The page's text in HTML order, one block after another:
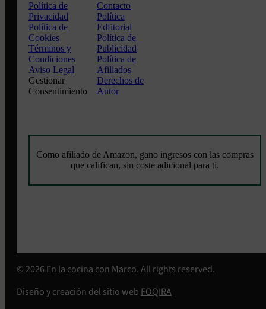
Política de
Privacidad
Política de
Cookies
Términos y
Condiciones
Aviso Legal
Gestionar
Consentimiento
Contacto
Política
Edfitorial
Política de
Publicidad
Política de
Afiliados
Derechos de
Autor
Como afiliado de Amazon, gano ingresos con las compras
que califican, sin coste adicional para ti.
© 2026 En la cocina con Marco. All rights reserved.
Diseño y creación del sitio web FOQIRA